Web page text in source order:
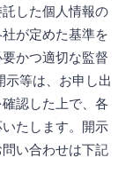
した個人情報の
が定めた基準を
かつ適切な監督
示等は、お申し出
認した上で、各
たします。開示
い合わせは下記